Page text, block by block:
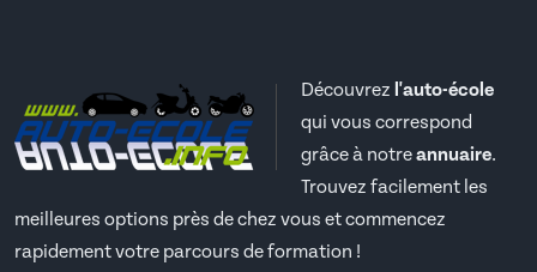
Découvrez l'auto-école
qui vous correspond
grâce à notreannuaire.
Trouvez facilement les
meilleures options près de chez vous et commencez
rapidement votre parcours de formation !